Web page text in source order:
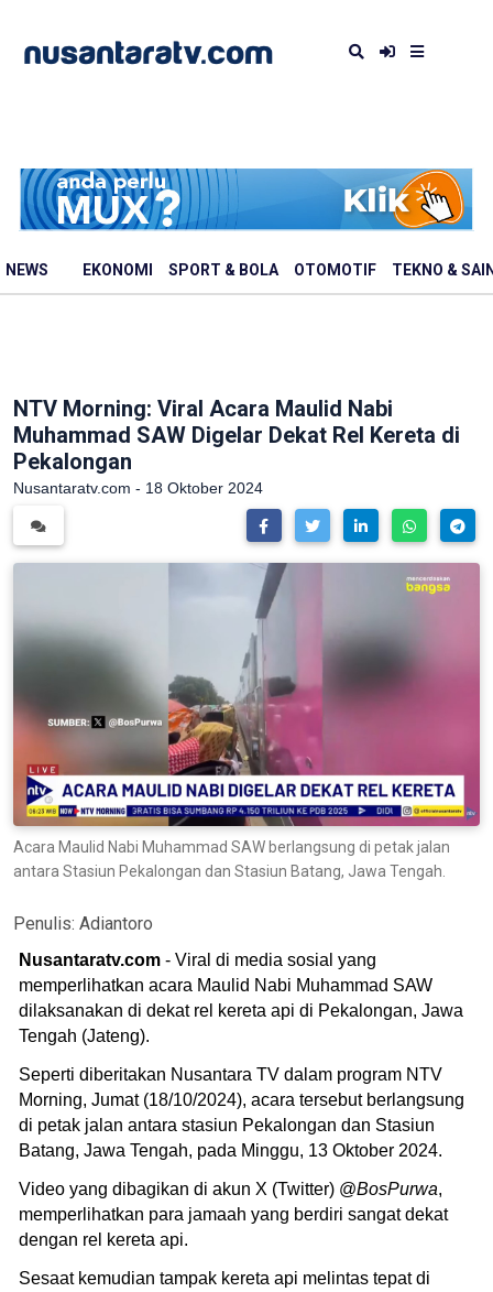
NEWS EKONOMI SPORT & BOLA OTOMOTIF TEKNO &
NTV Morning: Viral Acara Maulid Nabi
Muhammad SAW Digelar Dekat Rel Kereta di
Pekalongan
Nusantaratv.com - 18 Oktober 2024
Acara Maulid Nabi Muhammad SAW berlangsung di petak jalan
antara Stasiun Pekalongan dan Stasiun Batang, Jawa Tengah.
Penulis: Adiantoro
Nusantaratv.com - Viral di media sosial yang
memperlihatkan acara Maulid Nabi Muhammad SAW
dilaksanakan di dekat rel kereta api di Pekalongan, Jawa
Tengah (Jateng).
Seperti diberitakan Nusantara TV dalam program NTV
Morning, Jumat (18/10/2024), acara tersebut berlangsung
di petak jalan antara stasiun Pekalongan dan Stasiun
Batang, Jawa Tengah, pada Minggu, 13 Oktober 2024.
Video yang dibagikan di akun X (Twitter) @BosPurwa,
memperlihatkan para jamaah yang berdiri sangat dekat
dengan rel kereta api.
Sesaat kemudian tampak kereta api melintas tepat di